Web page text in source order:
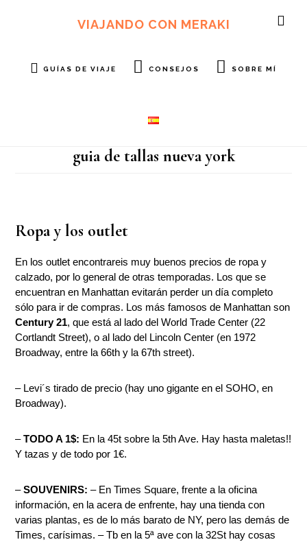
VIAJANDO CON MERAKI
GUÍAS DE VIAJE CONSEJOS SOBRE MÍ
guia de tallas nueva york
Ropa y los outlet
En los outlet encontrareis muy buenos precios de ropa y
calzado, por lo general de otras temporadas. Los que se
encuentran en Manhattan evitarán perder un día completo
sólo para ir de compras. Los más famosos de Manhattan son
Century 21, que está al lado del World Trade Center (22
Cortlandt Street), o al lado del Lincoln Center (en 1972
Broadway, entre la 66th y la 67th street).
– Levi´s tirado de precio (hay uno gigante en el SOHO, en
Broadway).
–TODO A 1$: En la 45t sobre la 5th Ave. Hay hasta maletas!!
Y tazas y de todo por 1€.
–SOUVENIRS: – En Times Square, frente a la oficina
información, en la acera de enfrente, hay una tienda con
varias plantas, es de lo más barato de NY, pero las demás de
Times, carísimas. – Tb en la 5ª ave con la 32St hay cosas